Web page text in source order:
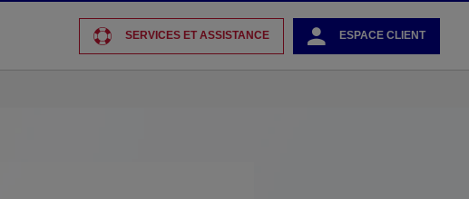
SERVICES ET ASSISTANCE ESPACE CLIENT